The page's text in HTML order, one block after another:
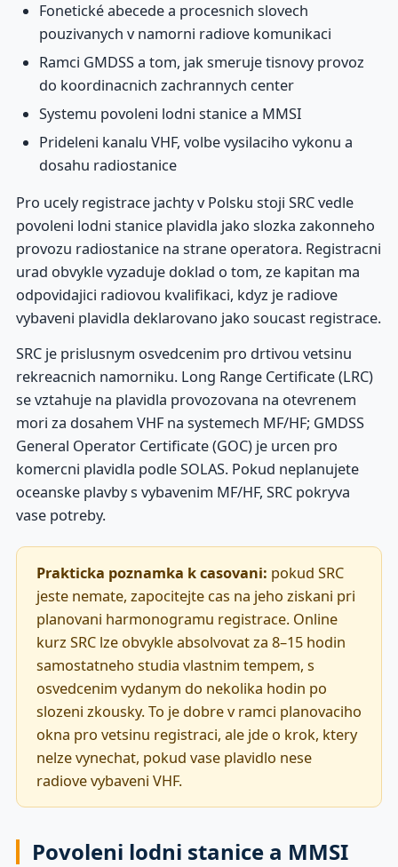
Fonetické abecede a procesnich slovech
pouzivanych v namorni radiove komunikaci
Ramci GMDSS a tom, jak smeruje tisnovy provoz
do koordinacnich zachrannych center
Systemu povoleni lodni stanice a MMSI
Prideleni kanalu VHF, volbe vysilaciho vykonu a
dosahu radiostanice
Pro ucely registrace jachty v Polsku stoji SRC vedle
povoleni lodni stanice plavidla jako slozka zakonneho
provozu radiostanice na strane operatora. Registracni
urad obvykle vyzaduje doklad o tom, ze kapitan ma
odpovidajici radiovou kvalifikaci, kdyz je radiove
vybaveni plavidla deklarovano jako soucast registrace.
SRC je prislusnym osvedcenim pro drtivou vetsinu
rekreacnich namorniku. Long Range Certificate (LRC)
se vztahuje na plavidla provozovana na otevrenem
mori za dosahem VHF na systemech MF/HF; GMDSS
General Operator Certificate (GOC) je urcen pro
komercni plavidla podle SOLAS. Pokud neplanujete
oceanske plavby s vybavenim MF/HF, SRC pokryva
vase potreby.
Prakticka poznamka k casovani: pokud SRC
jeste nemate, zapocitejte cas na jeho ziskani pri
planovani harmonogramu registrace. Online
kurz SRC lze obvykle absolvovat za 8–15 hodin
samostatneho studia vlastnim tempem, s
osvedcenim vydanym do nekolika hodin po
slozeni zkousky. To je dobre v ramci planovaciho
okna pro vetsinu registraci, ale jde o krok, ktery
nelze vynechat, pokud vase plavidlo nese
radiove vybaveni VHF.
Povoleni lodni stanice a MMSI